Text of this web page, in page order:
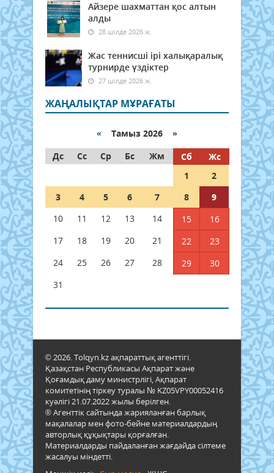
Айзере шахматтан қос алтын
алды
28 шілде 2026 ж.
Жас теннисші ірі халықаралық
турнирде үздіктер
27 шілде 2026 ж.
ЖАҢАЛЫҚТАР МҰРАҒАТЫ
« Тамыз 2026 »
Дс
Сс Ср Бс Жм Сб
Жс
1
2
3
4 5 6 7 8
9
10
11 12 13 14 15
16
17
18 19 20 21 22
23
24
25 26 27 28 29
30
31
© 2026. Tolqyn.kz ақпараттық агенттігі.
Қазақстан Республикасы Ақпарат және
Қоғамдық даму министрлігі, Ақпарат
комитетінің тіркеу туралы № KZ05VPY00052416
куәлігі 21.07.2022 жылы берілген.
® Агенттік сайтында жарияланған барлық
мақалалар мен фото-бейне материалдардың
авторлық құқықтары қорғалған.
Материалдарды пайдаланған жағдайда сілтеме
жасалуы міндетті.